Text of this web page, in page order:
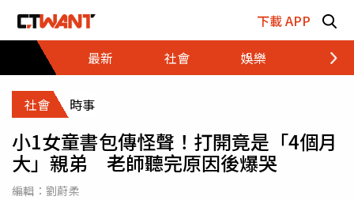
下載 APP
最新
社會 娛樂 財經
社會 時事
小1女童書包傳怪聲！打開竟是「4個月
大」親弟 老師聽完原因後爆哭
編輯： 劉蔚柔